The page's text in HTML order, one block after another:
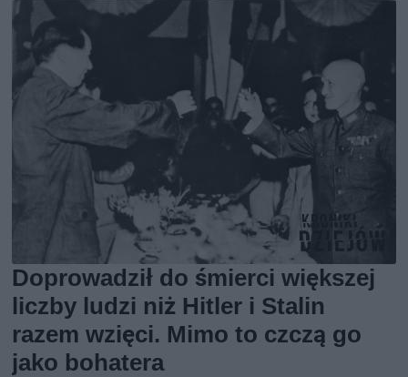
Doprowadził do śmierci większej
liczby ludzi niż Hitler i Stalin
razem wzięci. Mimo to czczą go
jako bohatera